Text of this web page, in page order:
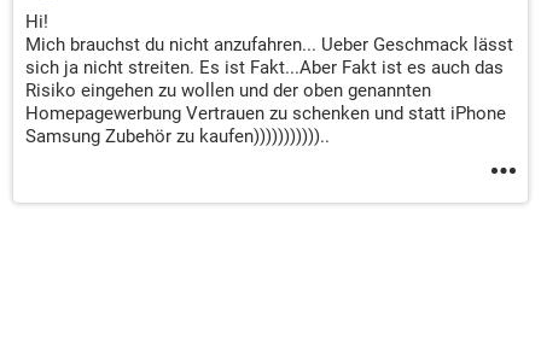
Hi!
Mich brauchst du nicht anzufahren... Ueber Geschmack lässt
sich ja nicht streiten. Es ist Fakt...Aber Fakt ist es auch das
Risiko eingehen zu wollen und der oben genannten
Homepagewerbung Vertrauen zu schenken und statt iPhone
Samsung Zubehör zu kaufen)))))))))))..